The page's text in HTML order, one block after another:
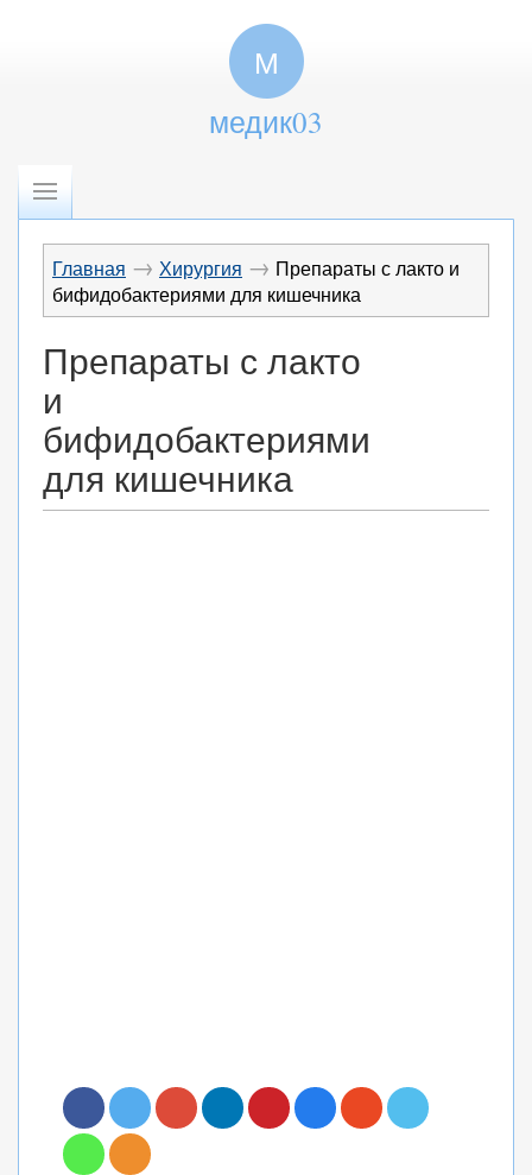
М
медик03
Главная → Хирургия → Препараты с лакто и
бифидобактериями для кишечника
Препараты с лакто
и
бифидобактериями
для кишечника